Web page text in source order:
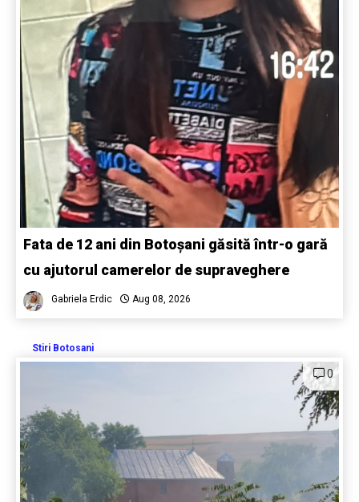
Fata de 12 ani din Botoșani găsită într-o gară
cu ajutorul camerelor de supraveghere
Gabriela Erdic Aug 08, 2026
Stiri Botosani
0